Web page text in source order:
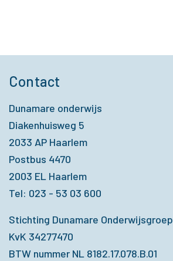
Contact
Dunamare onderwijs
Diakenhuisweg 5
2033 AP Haarlem
Postbus 4470
2003 EL Haarlem
Tel: 023 - 53 03 600
Stichting Dunamare Onderwijsgroep
KvK 34277470
BTW nummer NL 8182.17.078.B.01